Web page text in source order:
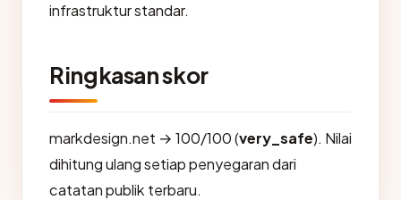
infrastruktur standar.
Ringkasan skor
markdesign.net → 100/100 (very_safe). Nilai
dihitung ulang setiap penyegaran dari
catatan publik terbaru.